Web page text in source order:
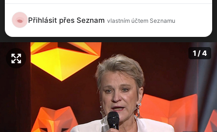
Přišla v noci
1 / 4
Přihlásit přes Seznam vlastním účtem Seznamu